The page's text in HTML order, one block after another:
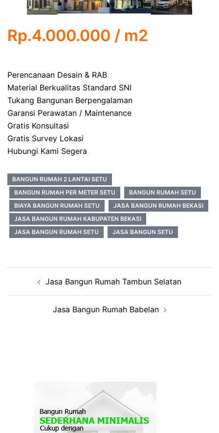
Rp.4.000.000 / m2
Perencanaan Desain & RAB
Material Berkualitas Standard SNI
Tukang Bangunan Berpengalaman
Garansi Perawatan / Maintenance
Gratis Konsultasi
Gratis Survey Lokasi
Hubungi Kami Segera
BANGUN RUMAH 2 LANTAI SETU
BANGUN RUMAH PER METER SETU
BANGUN RUMAH SETU
BIAYA BANGUN RUMAH SETU
JASA BANGUN RUMAH BEKASI
JASA BANGUN RUMAH KABUPATEN BEKASI
JASA BANGUN RUMAH SETU
JASA BANGUN SETU
navigationJasa Bangun Rumah Tambun Selatan
Jasa Bangun Rumah Babelan